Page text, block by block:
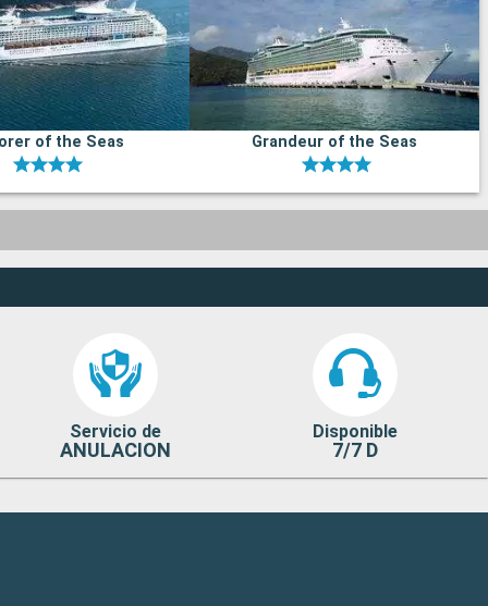
of the Seas Grandeur of the Seas
Servicio de
ANULACION
Disponible
7/7 D